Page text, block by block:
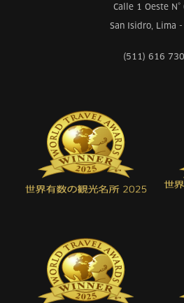
Calle 1 Oeste N°
San Isidro, Lima -
(511) 616